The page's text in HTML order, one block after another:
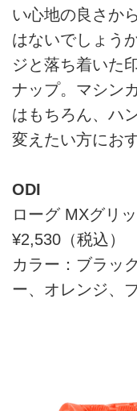
い心地の良さか
はないでしょう
ジと落ち着いた
ナップ。マシン
はもちろん、ハ
変えたい方にお
ODI
ローグ MXグリ
¥2,530（税込）
カラー：ブラッ
ー、オレンジ、